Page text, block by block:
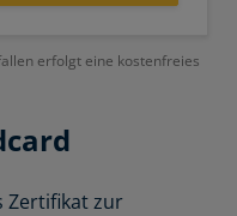
Zertifikat zur
erfolgt eine kostenfreies